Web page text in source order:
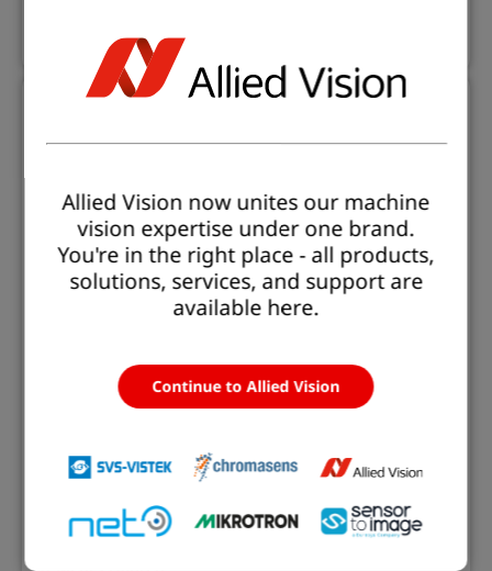
Mehr erfahren
11/18/2025 | Produktneuheiten
Allied Vision bringt Alecs auf den Markt:
Bildverarbeitungsanwendungen der
nächsten Generation
einem NVIDIA® Jetson Orin™ SoM und Euresys
Open eVision-Bibliotheken zur Ermöglichung einer
maßgeschneiderten KI-Bildverarbeitung
Allied Vision now unites our machine
vision expertise under one brand.
You're in the right place - all products,
solutions, services, and support are
available here.
Continue to Allied Vision